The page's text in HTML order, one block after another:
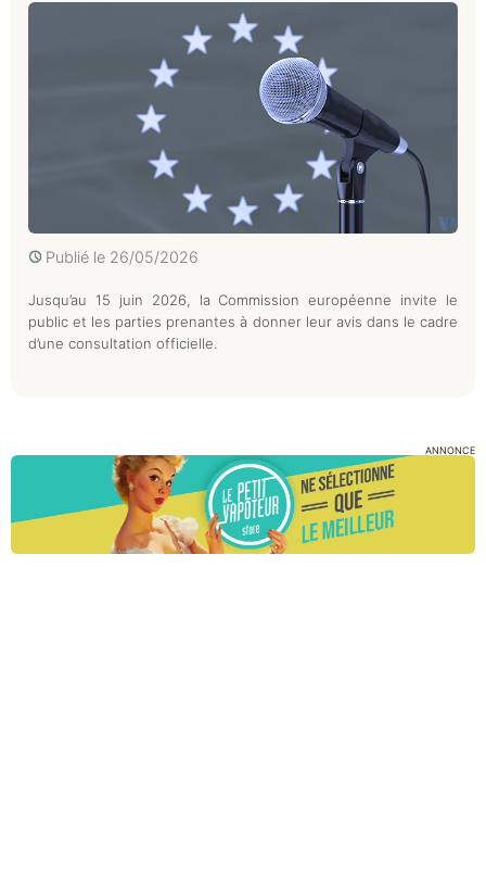
Publié le 26/05/2026
Jusqu’au 15 juin 2026, la Commission européenne invite le
public et les parties prenantes à donner leur avis dans le cadre
d’une consultation officielle.
ANNONCE